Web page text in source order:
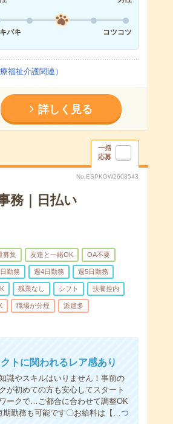
パキ
コツコツ
祉介護関連）
詳しく見る
一括
応募
No.ESPKOW2608543
務｜日払い
募集 友達と一緒OK OA不要
勤務 週4日勤務 週5日勤務
残業なし シフト 扶養控内
職場が分煙 派遣多
トに関われるレア感あり
やスキルはいりません！事前の
が初めての方も安心してスタート
ークで…ご都合に合わせて調整OK
勤務も可能です〇お給料は【…つ